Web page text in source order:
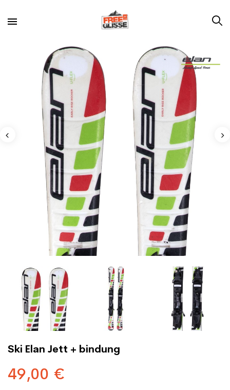
Ski Elan Jett + bindung
49,00 €